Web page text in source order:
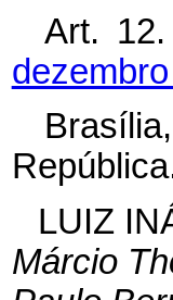
Art.
LUIZ
Márcio